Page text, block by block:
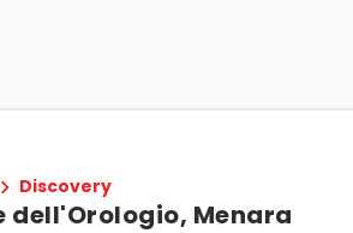
Discovery
dell'Orologio, Menara